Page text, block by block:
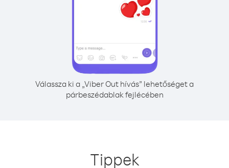
Válassza ki a „Viber Out hívás” lehetőséget a
párbeszédablak fejlécében
Tippek